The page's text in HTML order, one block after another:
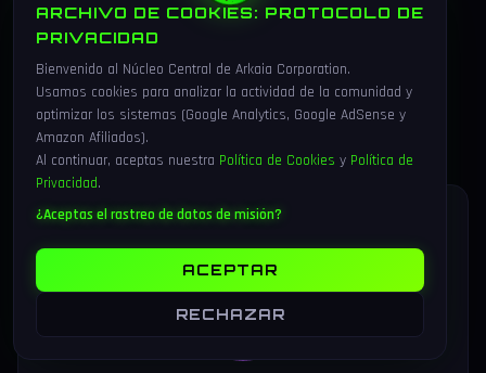
SOBRE EL AUTOR
ARCHIVO DE COOKIES: PROTOCOLO DE
PRIVACIDAD
Bienvenido al Núcleo Central de Arkaia Corporation.
Usamos cookies para analizar la actividad de la comunidad y
optimizar los sistemas (Google Analytics, Google AdSense y
Amazon Afiliados).
Al continuar, aceptas nuestra Política de Cookies y Política de
Privacidad.
¿Aceptas el rastreo de datos de misión?
ACEPTAR
RECHAZAR